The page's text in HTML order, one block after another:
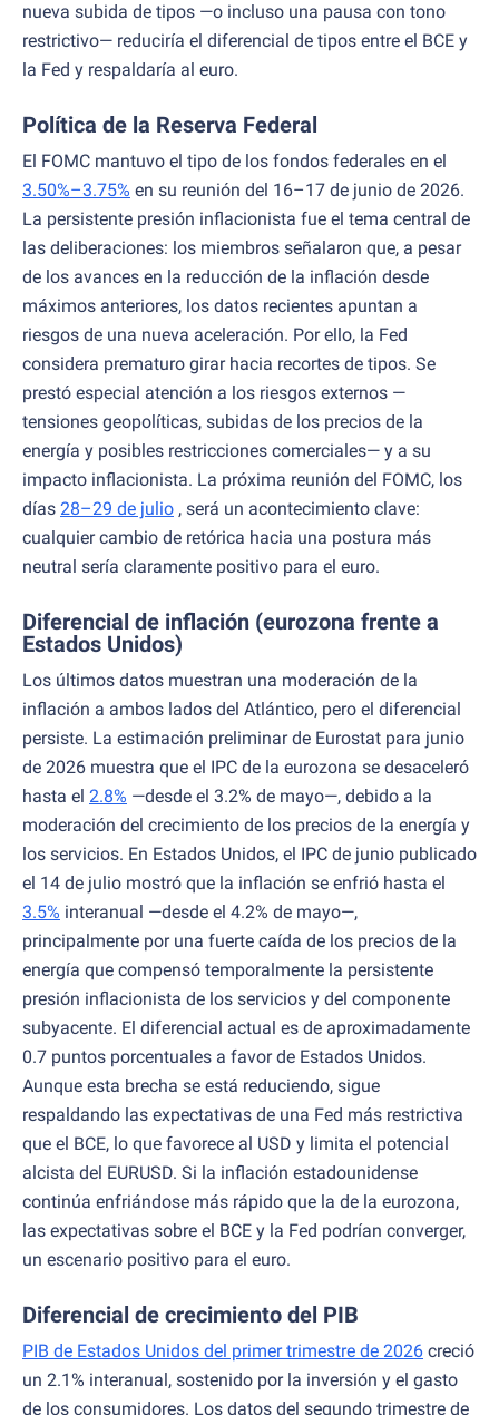
nueva subida de tipos —o incluso una pausa con tono
restrictivo— reduciría el diferencial de tipos entre el BCE y
la Fed y respaldaría al euro.
Política de la Reserva Federal
El FOMC mantuvo el tipo de los fondos federales en el
3.50%–3.75% en su reunión del 16–17 de junio de 2026.
La persistente presión inflacionista fue el tema central de
las deliberaciones: los miembros señalaron que, a pesar
de los avances en la reducción de la inflación desde
máximos anteriores, los datos recientes apuntan a
riesgos de una nueva aceleración. Por ello, la Fed
considera prematuro girar hacia recortes de tipos. Se
prestó especial atención a los riesgos externos —
tensiones geopolíticas, subidas de los precios de la
energía y posibles restricciones comerciales— y a su
impacto inflacionista. La próxima reunión del FOMC, los
días 28–29 de julio , será un acontecimiento clave:
cualquier cambio de retórica hacia una postura más
neutral sería claramente positivo para el euro.
Diferencial de inflación (eurozona frente a
Estados Unidos)
Los últimos datos muestran una moderación de la
inflación a ambos lados del Atlántico, pero el diferencial
persiste. La estimación preliminar de Eurostat para junio
de 2026 muestra que el IPC de la eurozona se desaceleró
hasta el 2.8% —desde el 3.2% de mayo—, debido a la
moderación del crecimiento de los precios de la energía y
los servicios. En Estados Unidos, el IPC de junio publicado
el 14 de julio mostró que la inflación se enfrió hasta el
3.5% interanual —desde el 4.2% de mayo—,
principalmente por una fuerte caída de los precios de la
energía que compensó temporalmente la persistente
presión inflacionista de los servicios y del componente
subyacente. El diferencial actual es de aproximadamente
0.7 puntos porcentuales a favor de Estados Unidos.
Aunque esta brecha se está reduciendo, sigue
respaldando las expectativas de una Fed más restrictiva
que el BCE, lo que favorece al USD y limita el potencial
alcista del EURUSD. Si la inflación estadounidense
continúa enfriándose más rápido que la de la eurozona,
las expectativas sobre el BCE y la Fed podrían converger,
un escenario positivo para el euro.
Diferencial de crecimiento del PIB
PIB de Estados Unidos del primer trimestre de 2026 creció
un 2.1% interanual, sostenido por la inversión y el gasto
de los consumidores. Los datos del segundo trimestre de